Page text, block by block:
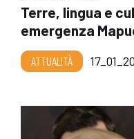
Terre, lingua e
emergenza
ATTUALITÀ